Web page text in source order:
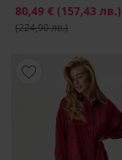
Намаление
80,49 € (157,43 лв.)
(224,90 лв.)